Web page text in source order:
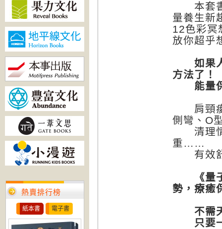
熱賣排行榜
紙本書 電子書
本套書
量養生新
12色彩冥
放你超乎
如果人
方法了！
能量保
肩頸痠
側彎、O
清理情
重……
有效舒
《量子
勢，療癒
不需天
只要一